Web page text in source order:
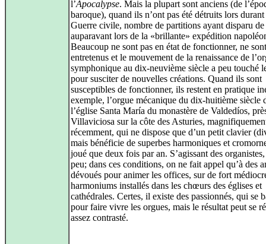
l’Apocalypse. Mais la plupart sont anciens (de
baroque), quand ils n’ont pas été détruits lors
Guerre civile, nombre de partitions ayant disparu
auparavant lors de la «brillante» expédition
Beaucoup ne sont pas en état de fonctionner, ne
entretenus et le mouvement de la renaissance de
symphonique au dix-neuvième siècle a peu touché
pour susciter de nouvelles créations. Quand ils sont
susceptibles de fonctionner, ils restent en pratique
exemple, l’orgue mécanique du dix-huitième siècle
l’église Santa María du monastère de Valdedíos,
Villaviciosa sur la côte des Asturies,
récemment, qui ne dispose que d’un petit clavier
mais bénéficie de superbes harmoniques et
joué que deux fois par an. S’agissant des
peu; dans ces conditions, on ne fait appel qu’à des
dévoués pour animer les offices, sur de fort
harmoniums installés dans les chœurs des églises et
cathédrales. Certes, il existe des passionnés, qui se
pour faire vivre les orgues, mais le résultat peut se
assez contrasté.